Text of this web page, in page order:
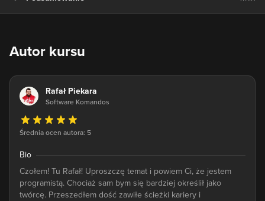
Autor kursu
Rafał Piekara
Software Komandos
Średnia ocen autora: 5
Bio
Czołem! Tu Rafał! Uproszczę temat i powiem Ci, że jestem
programistą. Chociaż sam bym się bardziej określił jako
twórcę. Przeszedłem dość zawiłe ścieżki kariery i